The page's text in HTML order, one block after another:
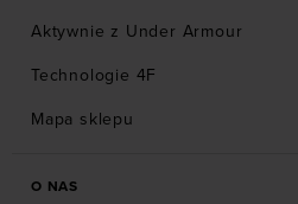
Aktywnie z Under Armour
Technologie 4F
Mapa sklepu
O NAS